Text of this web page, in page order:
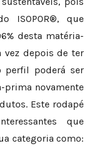
ISOPOR®, que
desta matéria-
vez depois de ter
poderá ser
prima novamente
Este rodapé
que
categoria como: